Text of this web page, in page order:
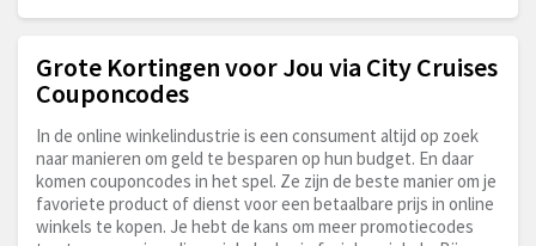
Grote Kortingen voor Jou via City Cruises
Couponcodes
In de online winkelindustrie is een consument altijd op zoek
naar manieren om geld te besparen op hun budget. En daar
komen couponcodes in het spel. Ze zijn de beste manier om je
favoriete product of dienst voor een betaalbare prijs in online
winkels te kopen. Je hebt de kans om meer promotiecodes